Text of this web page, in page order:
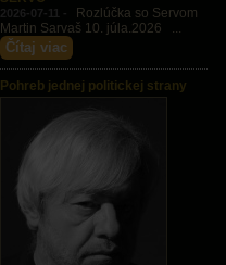
2026-07-11 -
Rozlúčka so Servom
Martin Sarvaš 10. júla.2026 ...
Čítaj viac
Pohreb jednej politickej strany